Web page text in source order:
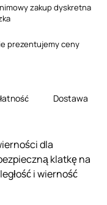
zakup dyskretna
prezentujemy ceny
Dostawa
dla
klatkę na
i wierność